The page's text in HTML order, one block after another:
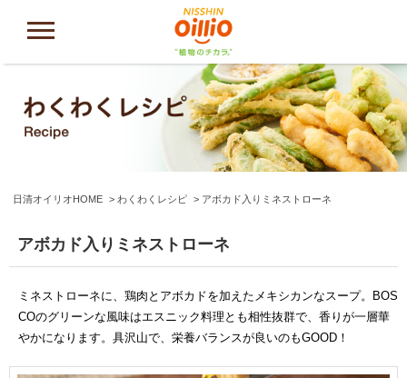
日清オイリオHOME わくわくレシピ アボカド入りミネストローネ
アボカド入りミネストローネ
ミネストローネに、鶏肉とアボカドを加えたメキシカンなスープ。BOS
COのグリーンな風味はエスニック料理とも相性抜群で、香りが一層華
やかになります。具沢山で、栄養バランスが良いのもGOOD！